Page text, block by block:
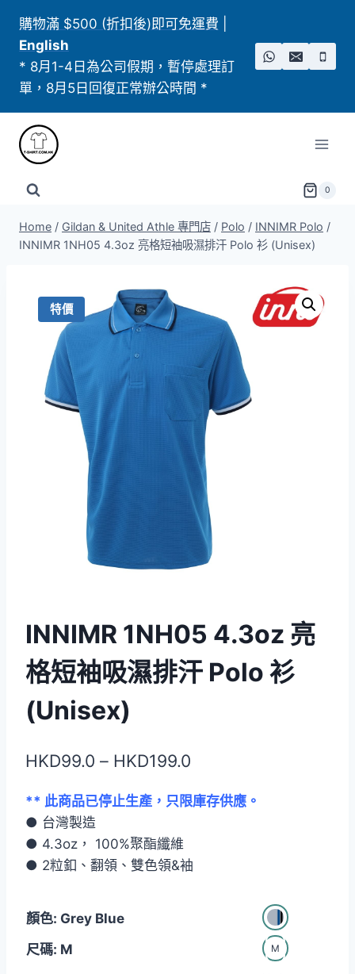
content
購物滿 $500 (折扣後)即可免運費
English
* 8月1-4日為公司假期，暫停處理訂
單，8月5日回復正常辦公時間 *
0
Home / Gildan & United Athle 專門店 / Polo / INNIMR Polo /
INNIMR 1NH05 4.3oz 亮格短袖吸濕排汗 Polo 衫 (Unisex)
特價
INNIMR 1NH05 4.3oz 亮
格短袖吸濕排汗 Polo 衫
(Unisex)
HKD99.0 – HKD199.0
範
HKD99.0
HKD199.0
** 此商品已停止生產，只限庫存供應。
● 台灣製造
● 4.3oz， 100%聚酯纖維
● 2粒釦、翻領、雙色領&袖
顏色: Grey Blue
尺碼: M
M